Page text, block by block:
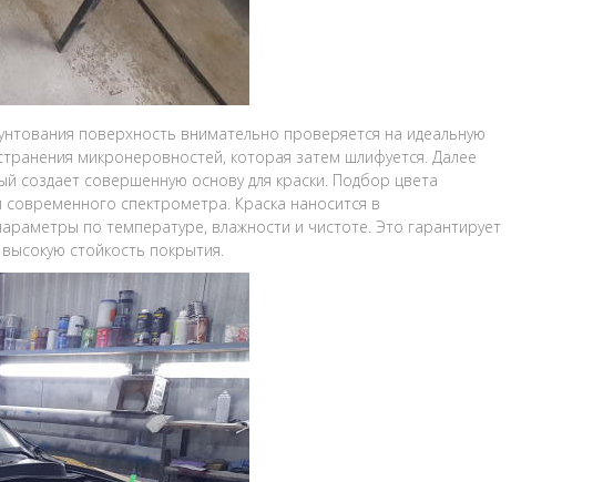
поверхность внимательно проверяется на идеальную
микронеровностей, которая затем шлифуется. Далее
создает совершенную основу для краски. Подбор цвета
спектрометра. Краска наносится в
по температуре, влажности и чистоте. Это гарантирует
стойкость покрытия.